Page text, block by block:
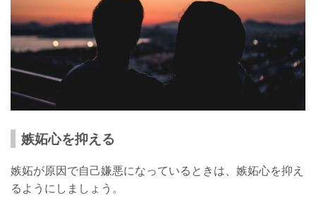
嫉妬心を抑える
嫉妬が原因で自己嫌悪になっているときは、嫉妬心を抑え
るようにしましょう。